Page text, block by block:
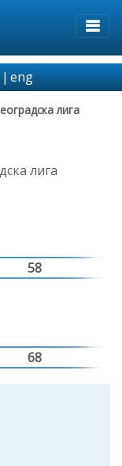
|eng
лига
лига
58
68